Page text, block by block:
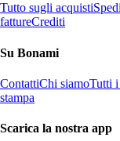
Tutto sugli acquisti
fattureCrediti
Su Bonami
ContattiChi siamoTutti i
stampa
Scarica la nostra app